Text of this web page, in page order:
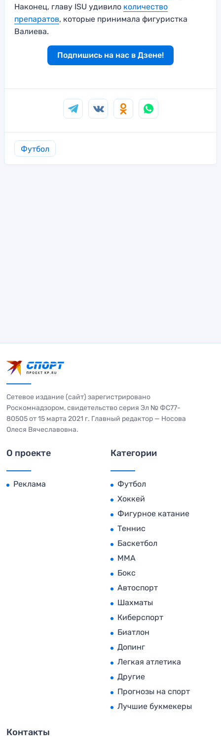
Наконец, главу ISU удивило количество
препаратов, которые принимала фигуристка
Валиева.
Подпишись на нас в Дзене!
Футбол
Сетевое издание (сайт) зарегистрировано
Роскомнадзором, свидетельство серия Эл № ФС77-
80505 от 15 марта 2021 г. Главный редактор — Носова
Олеся Вячеславовна.
О проекте
Реклама
Категории
Футбол
Хоккей
Фигурное катание
Теннис
Баскетбол
MMA
Бокс
Автоспорт
Шахматы
Киберспорт
Биатлон
Допинг
Легкая атлетика
Другие
Прогнозы на спорт
Лучшие букмекеры
Контакты